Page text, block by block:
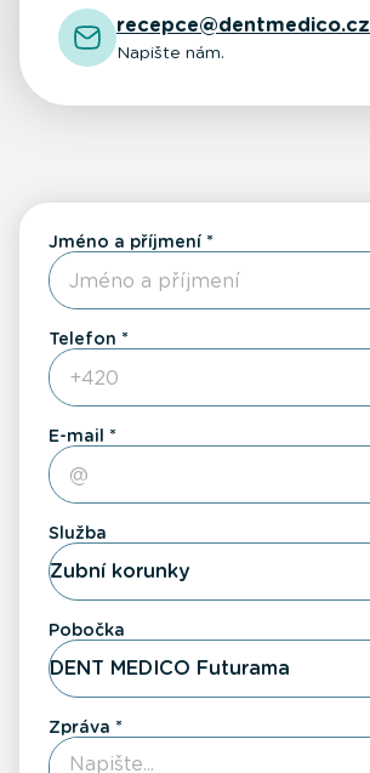
recepce@dentmedico.cz
Napište nám.
Jméno a příjmení
Telefon
E-mail
Služba
Zubní korunky
Pobočka
DENT MEDICO Futurama
Zpráva